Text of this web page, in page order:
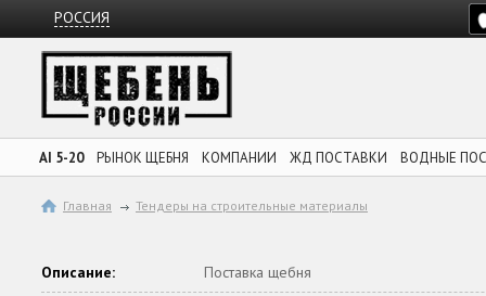
РОССИЯ
AI 5-20 РЫНОК ЩЕБНЯ КОМПАНИИ ЖД ПОСТАВКИ ВОДНЫЕ
Главная Тендеры на строительные материалы
Описание: Поставка щебня